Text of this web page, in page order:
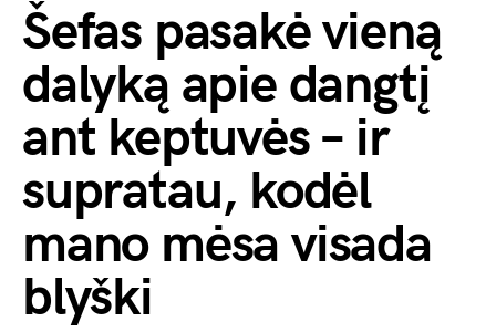
Šefas pasakė vieną
dalyką apie dangtį
ant keptuvės – ir
supratau, kodėl
mano mėsa visada
blyški